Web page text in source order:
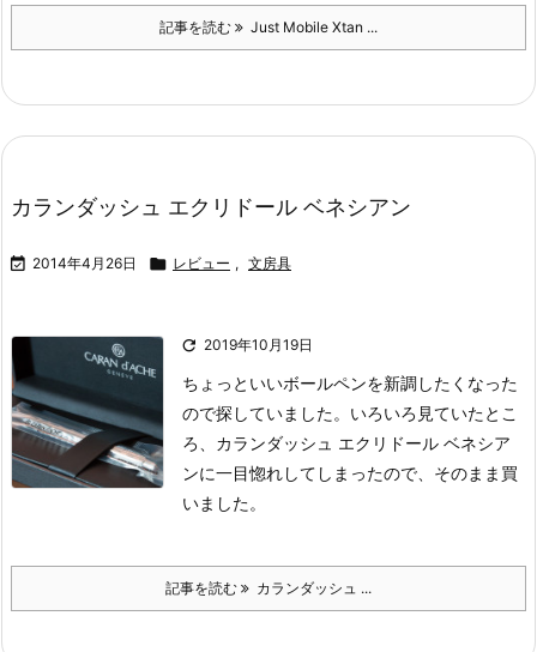
記事を読む Just Mobile Xtan ...
カランダッシュ エクリドール ベネシアン
 2014年4月26日  レビュー , 文房具
 2019年10月19日
ちょっといいボールペンを新調したくなった
ので探していました。 いろいろ見ていたとこ
ろ、カランダッシュ エクリドール ベネシア
ンに一目惚れしてしまったので、そのまま買
いました。
記事を読む カランダッシュ ...